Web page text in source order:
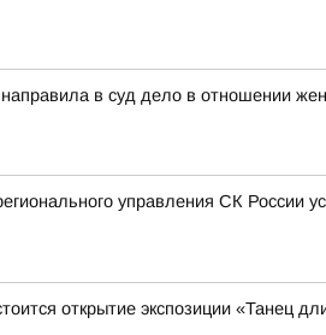
в суд дело в отношении
управления СК России
открытие экспозиции «Танец